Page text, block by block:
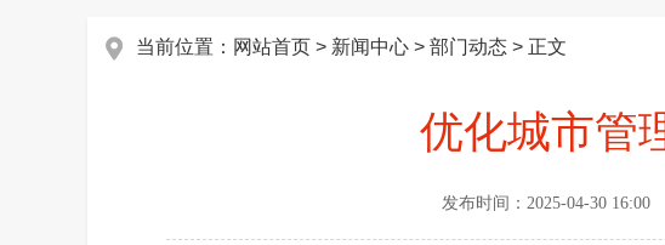
当前位置： 网站首页 > 新闻中心 > 部门动态 > 正文
优化城市管
发布时间： 2025-04-30 16:00